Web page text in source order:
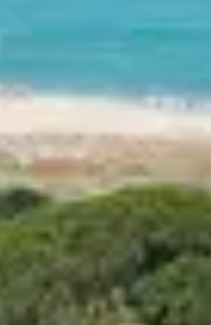
ENTRE
Située au cœur de la
amateurs de culture.
tout en découvrant une
dans ses environs.